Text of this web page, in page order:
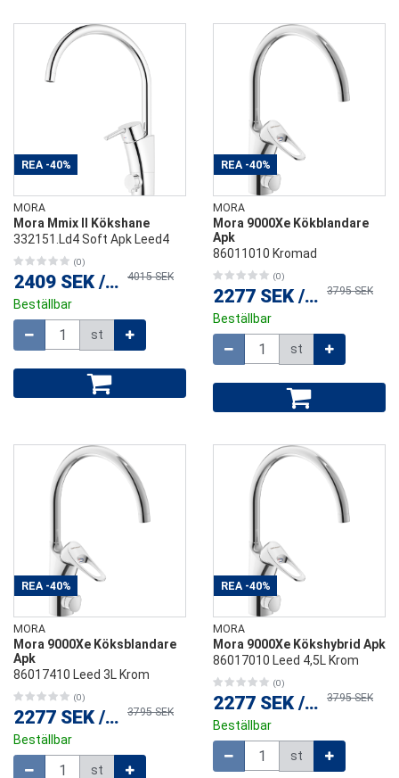
REA -40%
MORA
Mora Mmix II Kökshane
332151.Ld4 Soft Apk Leed4
(0)
2409 SEK / st4015 SEK
Beställbar
st
REA -40%
MORA
Mora 9000Xe Kökblandare
Apk
86011010 Kromad
(0)
2277 SEK / st3795 SEK
Beställbar
st
REA -40%
MORA
Mora 9000Xe Köksblandare
Apk
86017410 Leed 3L Krom
(0)
2277 SEK / st3795 SEK
Beställbar
st
REA -40%
MORA
Mora 9000Xe Kökshybrid Apk
86017010 Leed 4,5L Krom
(0)
2277 SEK / st3795 SEK
Beställbar
st